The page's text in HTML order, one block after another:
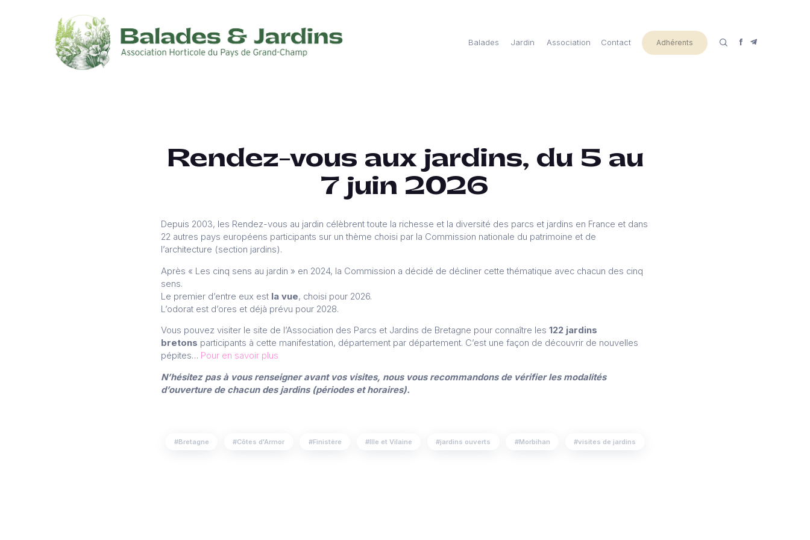
Balades Jardin Association Adhérents
Contact
Rendez-vous aux jardins, du 5 au
7 juin 2026
Depuis 2003, les Rendez-vous au jardin célèbrent toute la richesse et la diversité des parcs et jardins en France et dans
22 autres pays européens participants sur un thème choisi par la Commission nationale du patrimoine et de
l’architecture (section jardins).
Après « Les cinq sens au jardin » en 2024, la Commission a décidé de décliner cette thématique avec chacun des cinq
sens.
Le premier d’entre eux est la vue, choisi pour 2026.
L’odorat est d’ores et déjà prévu pour 2028.
Vous pouvez visiter le site de l’Association des Parcs et Jardins de Bretagne pour connaître les 122 jardins
bretons participants à cette manifestation, département par département. C’est une façon de découvrir de nouvelles
pépites… Pour en savoir plus
N’hésitez pas à vous renseigner avant vos visites, nous vous recommandons de vérifier les modalités
d’ouverture de chacun des jardins (périodes et horaires).
Bretagne Côtes d'Armor Finistère Ille et Vilaine jardins ouverts Morbihan visites de jardins